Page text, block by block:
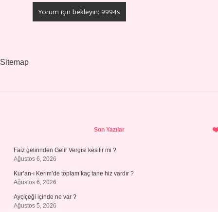
Sitemap
Son Yazılar
Faiz gelirinden Gelir Vergisi kesilir mi ?
Ağustos 6, 2026
Kur’an-ı Kerim’de toplam kaç tane hiz vardır ?
Ağustos 6, 2026
Ayçiçeği içinde ne var ?
Ağustos 5, 2026